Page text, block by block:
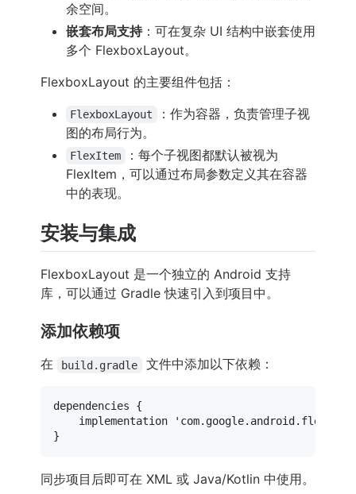
余空间。
嵌套布局支持：可在复杂 UI 结构中嵌套使用
多个 FlexboxLayout。
FlexboxLayout 的主要组件包括：
FlexboxLayout
：作为容器，负责管理子视
图的布局行为。
FlexItem
：每个子视图都默认被视为
FlexItem，可以通过布局参数定义其在容器
中的表现。
安装与集成
FlexboxLayout 是一个独立的 Android 支持
库，可以通过 Gradle 快速引入到项目中。
添加依赖项
在 build.gradle 文件中添加以下依赖：
dependencies {
    implementation
同步项目后即可在 XML 或 Java/Kotlin 中使用。